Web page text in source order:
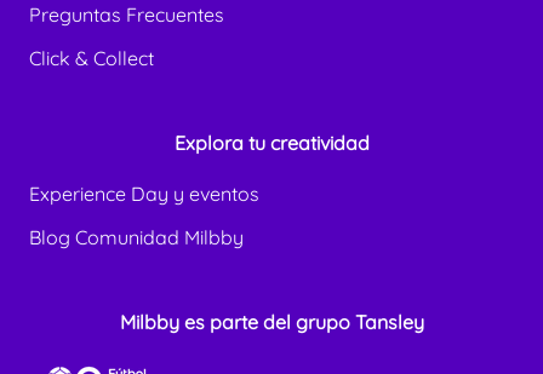
Preguntas Frecuentes
Click & Collect
Explora tu creatividad
Experience Day y eventos
Blog Comunidad Milbby
Milbby es parte del grupo Tansley